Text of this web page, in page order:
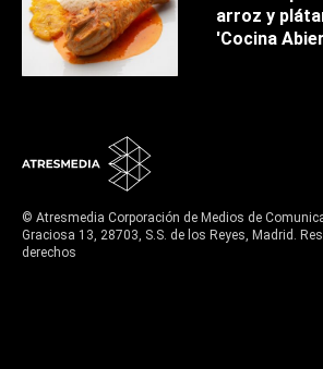
arroz y
'Cocina
© Atresmedia Corporación de Medios de
Graciosa 13, 28703, S.S. de los Reyes, Madrid.
derechos